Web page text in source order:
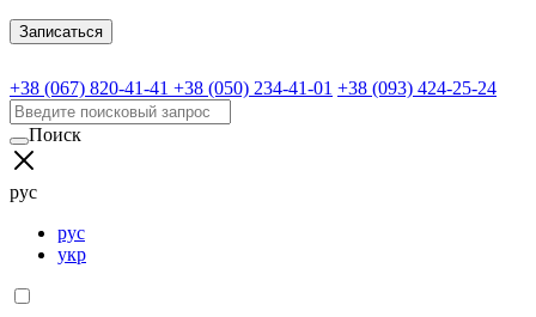
Записаться
+38 (067) 820-41-41 +38 (050) 234-41-01 +38 (093) 424-25-24
Поиск
рус
рус
укр